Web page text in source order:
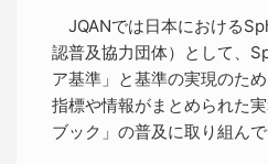
JQANでは日本における
認普及協力団体）として、
ア基準」と基準の実現のた
指標や情報がまとめられた
ブック」の普及に取り組んで